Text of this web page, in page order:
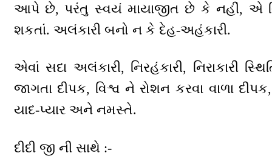
આપે છે, પરંતુ સ્વયં માયાજીત છે કે નહીં, એ
શકતાં. અલંકારી બનો ન કે દેહ-અહંકારી.
એવાં સદા અલંકારી, નિરહંકારી, નિરાકારી
જાગતા દીપક, વિશ્વ ને રોશન કરવા વાળા
યાદ-પ્યાર અને નમસ્તે.
દીદી જી ની સાથે :-